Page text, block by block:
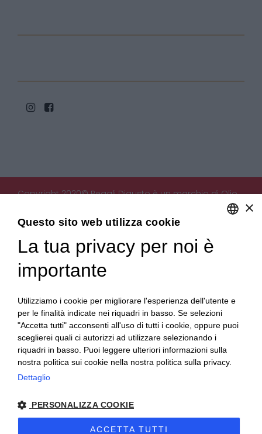
Copyright 2020© Regali Digusto è un marchio di Olio
Becchis di Becchis Danilo - Via Sommariva, 31/2/B -
10022 Carmagnola (TO) - PIVA 07980320019
×
Questo sito web utilizza cookie
La tua privacy per noi è
importante
Utilizziamo i cookie per migliorare l'esperienza dell'utente e
per le finalità indicate nei riquadri in basso. Se selezioni
"Accetta tutti" acconsenti all'uso di tutti i cookie, oppure puoi
sceglierei quali ci autorizzi ad utilizzare selezionando i
riquadri in basso. Puoi leggere ulteriori informazioni sulla
nostra politica sui cookie nella nostra politica sulla privacy.
Dettaglio
PERSONALIZZA COOKIE
ACCETTA TUTTI